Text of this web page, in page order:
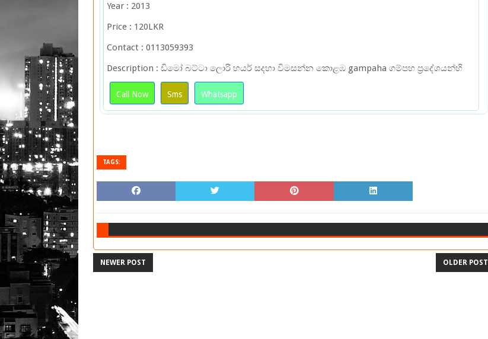
Year : 2013
Price : 120LKR
Contact : 0113059393
Description : ඩිමෝ බට්ටා ලොරි හයර් සදහා විමසන්න කොළඹ gampaha ගම්පහ ප්‍රදේශයන්හි
Call Now Sms Whatsapp
TAGS:
NEWER POST OLDER POST